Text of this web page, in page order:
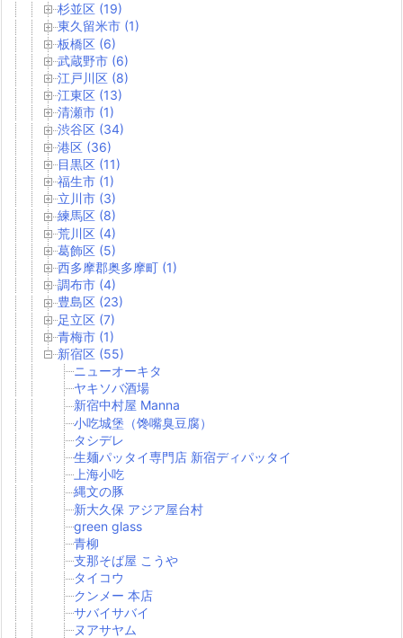
杉並区 (19)
東久留米市 (1)
板橋区 (6)
武蔵野市 (6)
江戸川区 (8)
江東区 (13)
清瀬市 (1)
渋谷区 (34)
港区 (36)
目黒区 (11)
福生市 (1)
立川市 (3)
練馬区 (8)
荒川区 (4)
葛飾区 (5)
西多摩郡奥多摩町 (1)
調布市 (4)
豊島区 (23)
足立区 (7)
青梅市 (1)
新宿区 (55)
ニューオーキタ
ヤキソバ酒場
新宿中村屋 Manna
小吃城堡（馋嘴臭豆腐）
タシデレ
生麺パッタイ専門店 新宿ディパッタイ
上海小吃
縄文の豚
新大久保 アジア屋台村
green glass
青柳
支那そば屋 こうや
タイコウ
クンメー 本店
サバイサバイ
ヌアサヤム